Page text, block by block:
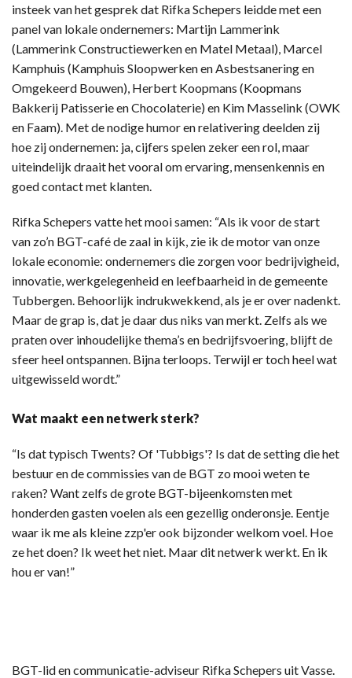
insteek van het gesprek dat Rifka Schepers leidde met een
panel van lokale ondernemers: Martijn Lammerink
(Lammerink Constructiewerken en Matel Metaal), Marcel
Kamphuis (Kamphuis Sloopwerken en Asbestsanering en
Omgekeerd Bouwen), Herbert Koopmans (Koopmans
Bakkerij Patisserie en Chocolaterie) en Kim Masselink (OWK
en Faam). Met de nodige humor en relativering deelden zij
hoe zij ondernemen: ja, cijfers spelen zeker een rol, maar
uiteindelijk draait het vooral om ervaring, mensenkennis en
goed contact met klanten.
Rifka Schepers vatte het mooi samen: “Als ik voor de start
van zo’n BGT-café de zaal in kijk, zie ik de motor van onze
lokale economie: ondernemers die zorgen voor bedrijvigheid,
innovatie, werkgelegenheid en leefbaarheid in de gemeente
Tubbergen. Behoorlijk indrukwekkend, als je er over nadenkt.
Maar de grap is, dat je daar dus niks van merkt. Zelfs als we
praten over inhoudelijke thema’s en bedrijfsvoering, blijft de
sfeer heel ontspannen. Bijna terloops. Terwijl er toch heel wat
uitgewisseld wordt.”
Wat maakt een netwerk sterk?
“Is dat typisch Twents? Of 'Tubbigs'? Is dat de setting die het
bestuur en de commissies van de BGT zo mooi weten te
raken? Want zelfs de grote BGT-bijeenkomsten met
honderden gasten voelen als een gezellig onderonsje. Eentje
waar ik me als kleine zzp'er ook bijzonder welkom voel. Hoe
ze het doen? Ik weet het niet. Maar dit netwerk werkt. En ik
hou er van!”
BGT-lid en communicatie-adviseur Rifka Schepers uit Vasse.